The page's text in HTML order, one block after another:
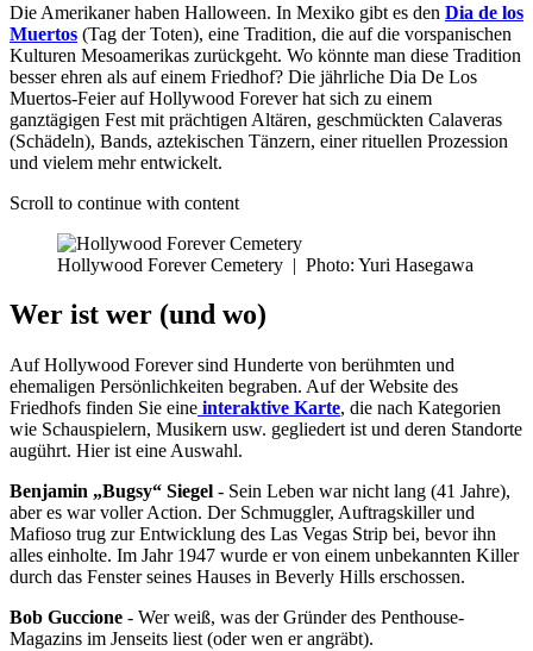
Die Amerikaner haben Halloween. In Mexiko gibt es den Dia de los
Muertos (Tag der Toten), eine Tradition, die auf die vorspanischen
Kulturen Mesoamerikas zurückgeht. Wo könnte man diese Tradition
besser ehren als auf einem Friedhof? Die jährliche Dia De Los
Muertos-Feier auf Hollywood Forever hat sich zu einem
ganztägigen Fest mit prächtigen Altären, geschmückten Calaveras
(Schädeln), Bands, aztekischen Tänzern, einer rituellen Prozession
und vielem mehr entwickelt.
Scroll to continue with content
Hollywood Forever Cemetery | Photo: Yuri Hasegawa
Wer ist wer (und wo)
Auf Hollywood Forever sind Hunderte von berühmten und
ehemaligen Persönlichkeiten begraben. Auf der Website des
Friedhofs finden Sie eine interaktive Karte, die nach Kategorien
wie Schauspielern, Musikern usw. gegliedert ist und deren Standorte
augührt. Hier ist eine Auswahl.
Benjamin „Bugsy“ Siegel - Sein Leben war nicht lang (41 Jahre),
aber es war voller Action. Der Schmuggler, Auftragskiller und
Mafioso trug zur Entwicklung des Las Vegas Strip bei, bevor ihn
alles einholte. Im Jahr 1947 wurde er von einem unbekannten Killer
durch das Fenster seines Hauses in Beverly Hills erschossen.
Bob Guccione - Wer weiß, was der Gründer des Penthouse-
Magazins im Jenseits liest (oder wen er angräbt).